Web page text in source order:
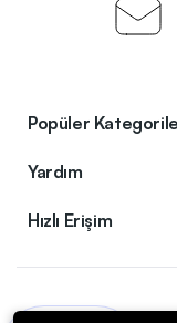
Popüler
Yardım
Hızlı Erişim